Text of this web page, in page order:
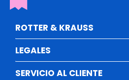
ROTTER & KRAUSS
LEGALES
SERVICIO AL CLIENTE